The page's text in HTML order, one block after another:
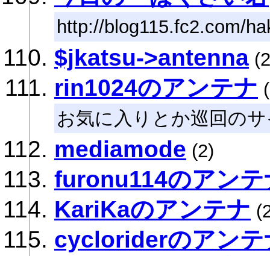
http://blog115.fc2.com/
$jkatsu->antenna
rin1024のアンテナ
お気に入りとか巡回の
mediamode (2)
furonu114のアンテ
KariKaのアンテナ
cycloriderのアンテ